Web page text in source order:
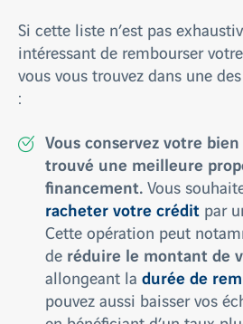
Si cette liste n’est pas
intéressant de rembourser
vous vous trouvez dans une
:
Vous conservez votre
trouvé une meilleure
financement.Vous
racheter votre crédit par
Cette opération peut
de réduire le montant de
allongeant la durée de
pouvez aussi baisser vos